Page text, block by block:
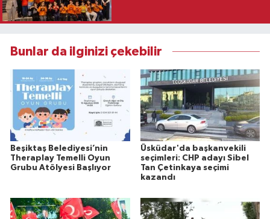
Bunlar da ilginizi çekebilir
Beşiktaş Belediyesi’nin
Theraplay Temelli Oyun
Grubu Atölyesi Başlıyor
Üsküdar'da başkanvekili
seçimleri: CHP adayı Sibel
Tan Çetinkaya seçimi
kazandı